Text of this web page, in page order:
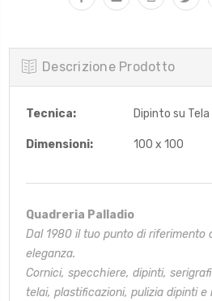
Descrizione Prodotto
Tecnica: Dipinto su Tela
Dimensioni: 100 x 100
Quadreria Palladio
Dal 1980 il tuo punto di riferimento
eleganza.
Cornici, specchiere, dipinti,
telai, plastificazioni, pulizia dipinti e